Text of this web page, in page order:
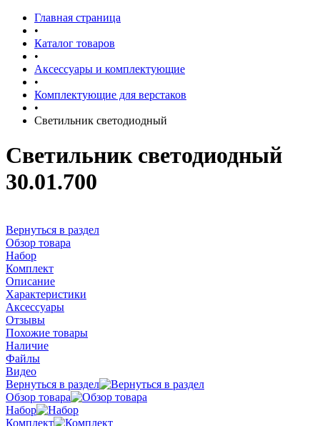
Главная страница
•
Каталог товаров
•
Аксессуары и комплектующие
•
Комплектующие для верстаков
•
Светильник светодиодный
Светильник светодиодный
30.01.700
Вернуться в раздел
Обзор товара
Набор
Комплект
Описание
Характеристики
Аксессуары
Отзывы
Похожие товары
Наличие
Файлы
Видео
Вернуться в раздел
Обзор товара
Набор
Комплект